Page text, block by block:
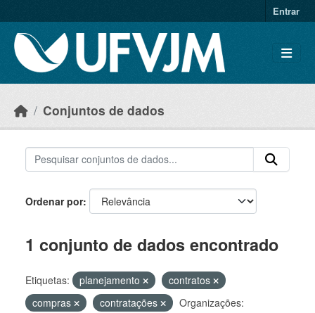
Entrar
Conjuntos de dados
Ordenar por
1 conjunto de dados encontrado
Etiquetas: planejamento
contratos
compras
contratações
Organizações: